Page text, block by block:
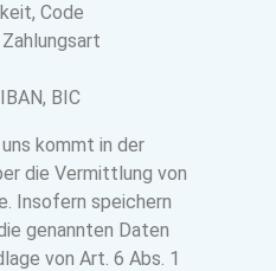
Code
BIC
kommt in der
die Vermittlung von
Insofern speichern
genannten Daten
von Art. 6 Abs. 1